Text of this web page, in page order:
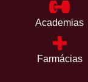
Academias
Farmácias